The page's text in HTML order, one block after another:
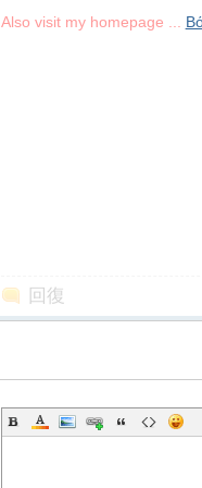
Also visit my homepage ...
回復